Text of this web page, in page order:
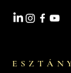
E S Z T Á N